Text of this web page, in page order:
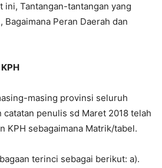
ini, Tantangan-tantangan yang
Peran Daerah dan
masing provinsi seluruh
catatan penulis sd Maret 2018 telah
KPH sebagaimana Matrik/tabel.
terinci sebagai berikut: a).